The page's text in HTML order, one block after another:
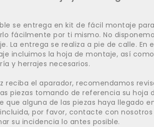
se entrega en kit de fácil montaje
fácilmente por ti mismo. No
La entrega se realiza a pie de calle. En
incluimos la hoja de montaje, así
y herrajes necesarios.
reciba el aparador, recomendamos
piezas tomando de referencia su hoja
que alguna de las piezas haya llegado
por favor, contacte con
su incidencia lo antes posible.